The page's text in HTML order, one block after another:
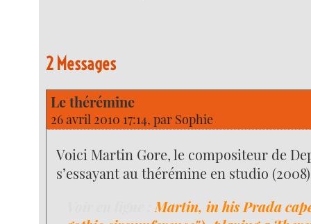
2 Messages
Le thérémine
26 avril 2010 17:14, par Sophie
Voici Martin Gore, le compositeur de
s’essayant au thérémine en studio
Martin, in his Prada